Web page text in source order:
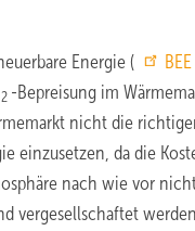
Energie ( BEE
2 -Bepreisung im
nicht die
einzusetzen, da die
nach wie vor
vergesellschaftet